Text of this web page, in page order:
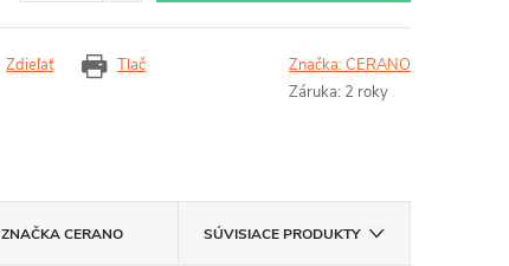
Tlač
Zdieľať Značka:CERANO
Záruka: 2 roky
ZNAČKACERANO SÚVISIACE PRODUKTY